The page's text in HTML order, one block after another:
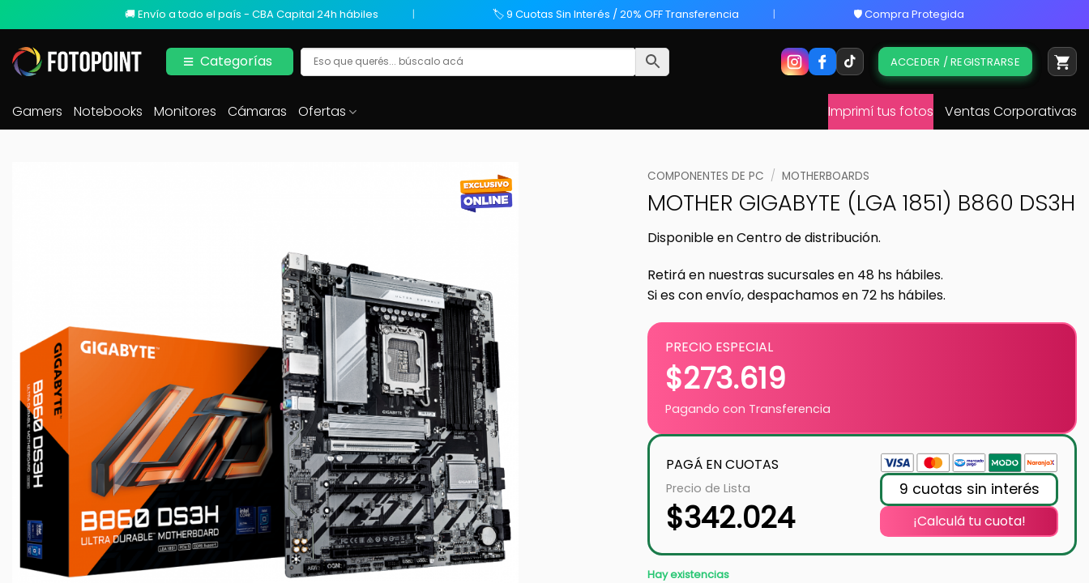
🚚 Envío a todo el país - CBA Capital 24h hábiles 🏷️ 9 Cuotas Sin Interés / 20% OFF Transferencia 🛡️ Compra Protegida
Categorías ACCEDER / REGISTRARSE
Gamers Notebooks Monitores Cámaras Ofertas Imprimí tus fotos Ventas Corporativas
COMPONENTES DE PC / MOTHERBOARDS
MOTHER GIGABYTE (LGA 1851) B860 DS3H
Disponible en Centro de distribución.
Retirá en nuestras sucursales en 48 hs hábiles.
Si es con envío, despachamos en 72 hs hábiles.
PRECIO ESPECIAL
$273.619
Pagando con Transferencia
PAGÁ EN CUOTAS
Precio de Lista
$342.024
9 cuotas sin interés
¡Calculá tu cuota!
Hay existencias